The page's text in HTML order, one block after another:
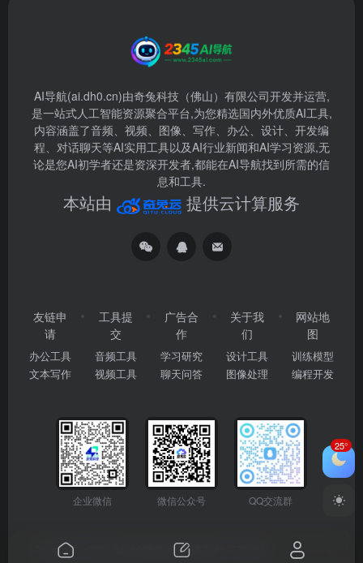
AI导航(ai.dh0.cn)由奇兔科技（佛山）有限公司开发并运营,
是一站式人工智能资源聚合平台,为您精选国内外优质AI工具,
内容涵盖了音频、视频、图像、写作、办公、设计、开发编
程、对话聊天等AI实用工具以及AI行业新闻和AI学习资源,无
论是您AI初学者还是资深开发者,都能在AI导航找到所需的信
息和工具.
本站由 提供云计算服务
友链申
请
办公工具
文本写作
工具提
交
音频工具
视频工具
广告合
作
学习研究
聊天问答
关于我
们
设计工具
图像处理
网站地
图
训练模型
编程开发
企业微信 微信公众号 QQ交流群
Copyright © 2026 粤ICP备2024177666号
25°